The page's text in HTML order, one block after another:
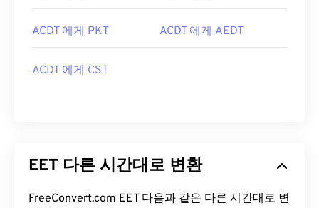
ACDT 에게 PKT ACDT 에게 AEDT
ACDT 에게 CST
EET 다른 시간대로 변환
FreeConvert.com EET 다음과 같은 다른 시간대로 변